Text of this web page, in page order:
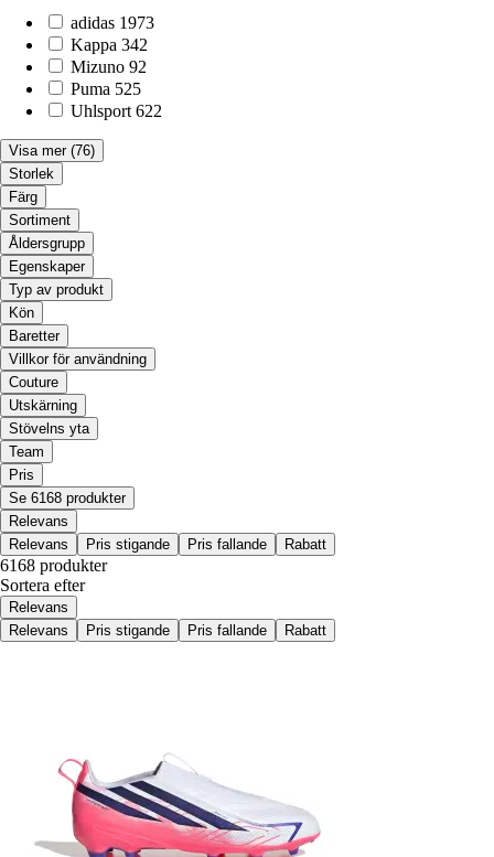
adidas 1973
Kappa 342
Mizuno 92
Puma 525
Uhlsport 622
Visa mer (76)
Storlek
Färg
Sortiment
Åldersgrupp
Egenskaper
Typ av produkt
Kön
Baretter
Villkor för användning
Couture
Utskärning
Stövelns yta
Team
Pris
Se 6168 produkter
Relevans
Relevans
Pris stigande Pris fallande Rabatt
6168 produkter
Sortera efter
Relevans
Relevans
Pris stigande Pris fallande Rabatt